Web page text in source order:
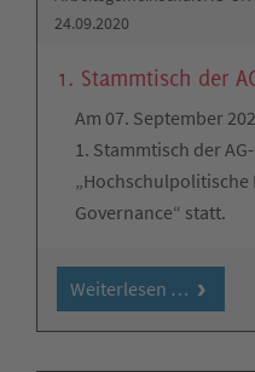
24.09.2020
1. Stammtisch der
Am 07. September
1. Stammtisch der
Governance“ statt.
Weiterlesen …